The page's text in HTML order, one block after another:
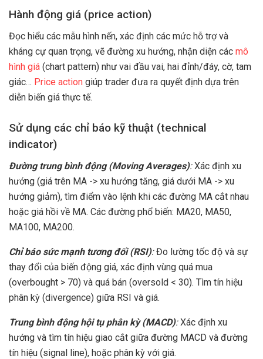
Hành động giá (price action)
Đọc hiểu các mẫu hình nến, xác định các mức hỗ trợ và
kháng cự quan trọng, vẽ đường xu hướng, nhận diện các mô
hình giá (chart pattern) như vai đầu vai, hai đỉnh/đáy, cờ, tam
giác… Price action giúp trader đưa ra quyết định dựa trên
diễn biến giá thực tế.
Sử dụng các chỉ báo kỹ thuật (technical
indicator)
Đường trung bình động (Moving Averages):Xác định xu
hướng (giá trên MA -> xu hướng tăng, giá dưới MA -> xu
hướng giảm), tìm điểm vào lệnh khi các đường MA cắt nhau
hoặc giá hồi về MA. Các đường phổ biến: MA20, MA50,
MA100, MA200.
Chỉ báo sức mạnh tương đối (RSI):Đo lường tốc độ và sự
thay đổi của biến động giá, xác định vùng quá mua
(overbought > 70) và quá bán (oversold < 30). Tìm tín hiệu
phân kỳ (divergence) giữa RSI và giá.
Trung bình động hội tụ phân kỳ (MACD):Xác định xu
hướng và tìm tín hiệu giao cắt giữa đường MACD và đường
tín hiệu (signal line), hoặc phân kỳ với giá.